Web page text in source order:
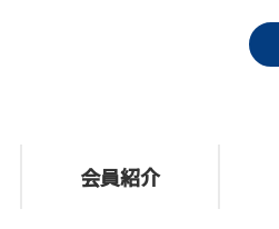
会員紹介